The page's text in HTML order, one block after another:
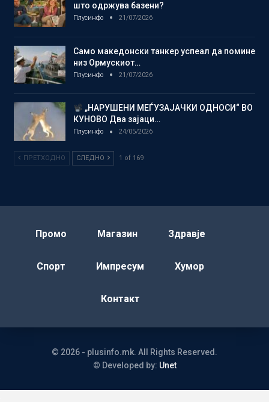
што одржува базени?
Плусинфо 21/07/2026
Само македонски танкер успеал да помине
низ Ормускиот…
Плусинфо 21/07/2026
„НАРУШЕНИ МЕЃУЗАЈАЧКИ ОДНОСИ“ ВО
КУНОВО Два зајаци…
Плусинфо 24/05/2026
ПРЕТХОДНО СЛЕДНО 1 of 169
Промо Магазин Здравје
Спорт Импресум Хумор
Контакт
© 2026 - plusinfo.mk. All Rights Reserved.
© Developed by: Unet